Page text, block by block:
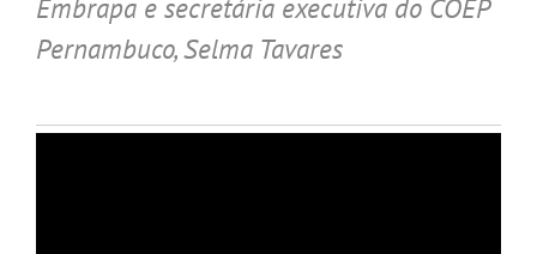
Embrapa e secretária executiva do COEP
Pernambuco, Selma Tavares